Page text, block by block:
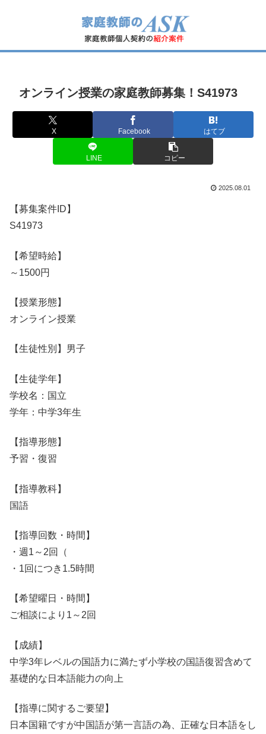
オンライン授業の家庭教師募集！S41973
X Facebook はてブ
LINE コピー
2025.08.01
【募集案件ID】
S41973
【希望時給】
～1500円
【授業形態】
オンライン授業
【生徒性別】男子
【生徒学年】
学校名：国立
学年：中学3年生
【指導形態】
予習・復習
【指導教科】
国語
【指導回数・時間】
・週1～2回（
・1回につき1.5時間
【希望曜日・時間】
ご相談により1～2回
【成績】
中学3年レベルの国語力に満たず小学校の国語復習含めて
基礎的な日本語能力の向上
【指導に関するご要望】
日本国籍ですが中国語が第一言語の為、正確な日本語をし